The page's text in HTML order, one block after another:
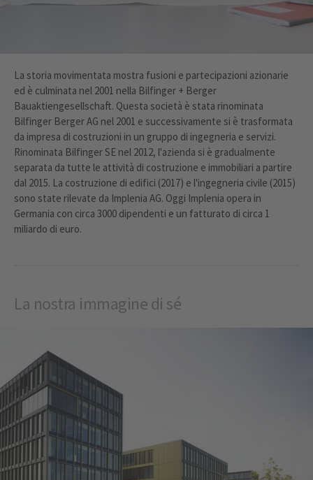
La storia movimentata mostra fusioni e partecipazioni azionarie
ed è culminata nel 2001 nella Bilfinger + Berger
Bauaktiengesellschaft. Questa società è stata rinominata
Bilfinger Berger AG nel 2001 e successivamente si è trasformata
da impresa di costruzioni in un gruppo di ingegneria e servizi.
Rinominata Bilfinger SE nel 2012, l'azienda si è gradualmente
separata da tutte le attività di costruzione e immobiliari a partire
dal 2015. La costruzione di edifici (2017) e l'ingegneria civile (2015)
sono state rilevate da Implenia AG. Oggi Implenia opera in
Germania con circa 3000 dipendenti e un fatturato di circa 1
miliardo di euro.
La nostra immagine di sé